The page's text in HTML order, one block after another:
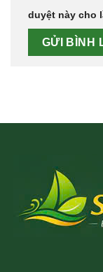
duyệt này cho